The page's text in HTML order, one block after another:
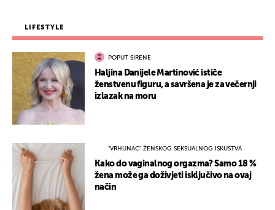
LIFESTYLE
POPUT SIRENE
Haljina Danijele Martinović ističe
ženstvenu figuru, a savršena je za večernji
izlazak na moru
"VRHUNAC" ŽENSKOG SEKSUALNOG ISKUSTVA
Kako do vaginalnog orgazma? Samo 18 %
žena može ga doživjeti isključivo na ovaj
način